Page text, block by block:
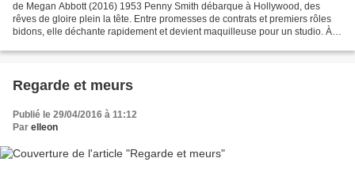
de Megan Abbott (2016) 1953 Penny Smith débarque à Hollywood, des
rêves de gloire plein la tête. Entre promesses de contrats et premiers rôles
bidons, elle déchante rapidement et devient maquilleuse pour un studio. À
Regarde et meurs
Publié le 29/04/2016 à 11:12
Par elleon